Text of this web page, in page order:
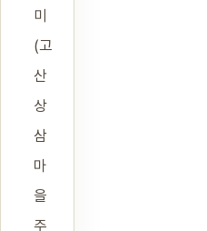
미
(고
산
상
삼
마
을
주